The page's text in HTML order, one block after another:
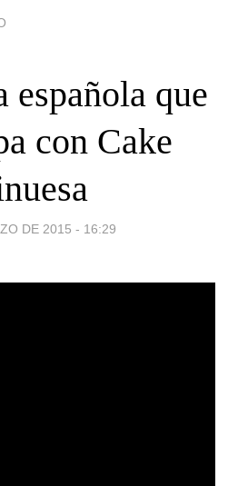
española que
con Cake
DE 2015 - 16:29